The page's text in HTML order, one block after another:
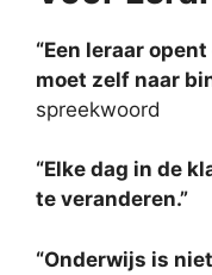
“Een leraar
moet zelf naar
spreekwoord
“Elke dag in de
te veranderen.”
“Onderwijs is